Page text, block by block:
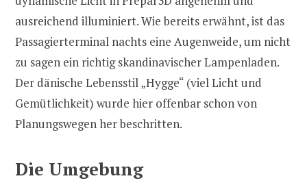
ausreichend illuminiert. Wie bereits erwähnt, ist das
Passagierterminal nachts eine Augenweide, um nicht
zu sagen ein richtig skandinavischer Lampenladen.
Der dänische Lebensstil „Hygge“ (viel Licht und
Gemütlichkeit) wurde hier offenbar schon von
Planungswegen her beschritten.
Die Umgebung